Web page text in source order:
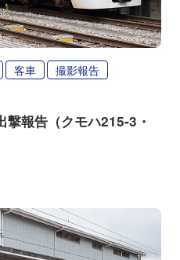
客車 撮影報告
撃報告（クモハ215-3・